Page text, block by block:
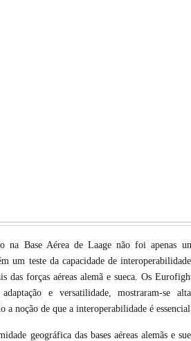
na Base Aérea de Laage não foi apenas
um teste da capacidade de
das forças aéreas alemã e sueca. Os
e versatilidade, mostraram-se
a noção de que a interoperabilidade é
geográfica das bases aéreas alemãs e